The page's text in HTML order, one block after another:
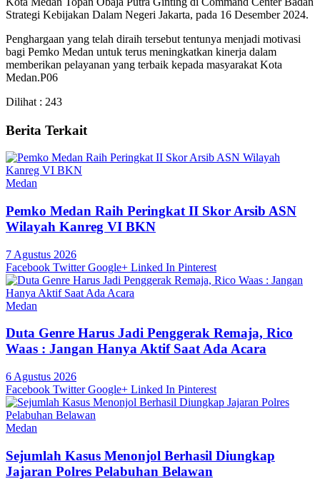
Strategi Kebijakan Dalam Negeri Jakarta, pada 16 Desember 2024.
Penghargaan yang telah diraih tersebut tentunya menjadi motivasi
bagi Pemko Medan untuk terus meningkatkan kinerja dalam
memberikan pelayanan yang terbaik kepada masyarakat Kota
Medan.P06
Dilihat : 243
Berita Terkait
Medan
Pemko Medan Raih Peringkat II Skor Arsib ASN
Wilayah Kanreg VI BKN
7 Agustus 2026
Facebook Twitter Google+ Linked In Pinterest
Medan
Duta Genre Harus Jadi Penggerak Remaja, Rico
Waas : Jangan Hanya Aktif Saat Ada Acara
6 Agustus 2026
Facebook Twitter Google+ Linked In Pinterest
Medan
Sejumlah Kasus Menonjol Berhasil Diungkap
Jajaran Polres Pelabuhan Belawan